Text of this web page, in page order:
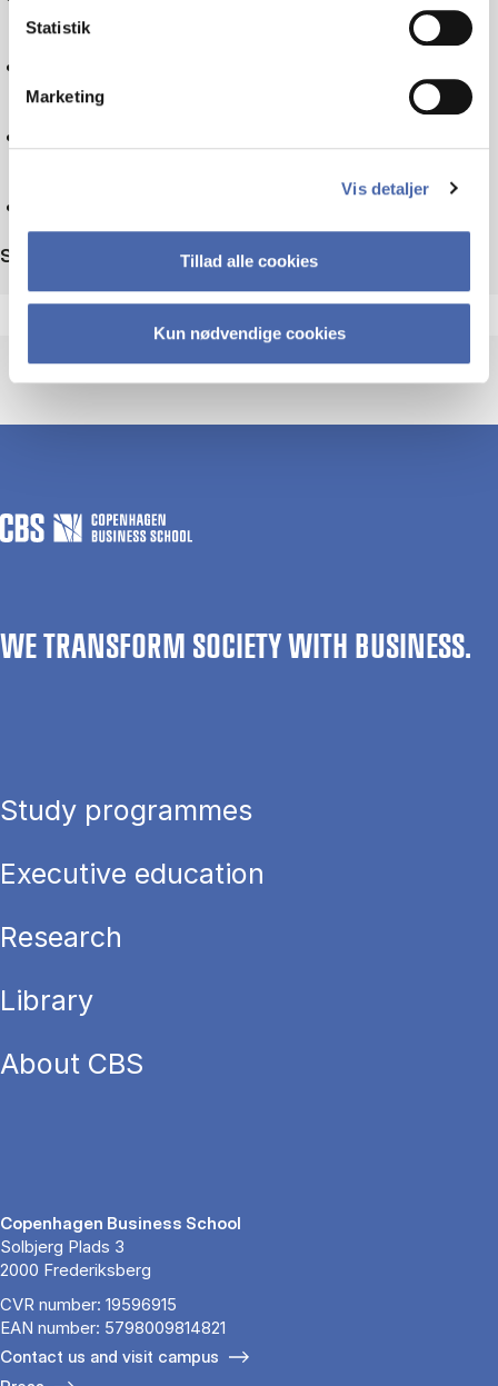
Statistik
Marketing
Vis detaljer
Tillad alle cookies
Kun nødvendige cookies
Sort by
WE TRANSFORM SOCIETY WITH BUSINESS.
Study programmes
Executive education
Research
Library
About CBS
Copenhagen Business School
Solbjerg Plads 3
2000 Frederiksberg
CVR number: 19596915
EAN number: 5798009814821
Contact us and visit campus